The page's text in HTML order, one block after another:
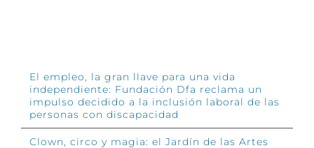
El empleo, la gran llave para una vida
independiente: Fundación Dfa reclama un
impulso decidido a la inclusión laboral de las
personas con discapacidad
Clown, circo y magia: el Jardín de las Artes